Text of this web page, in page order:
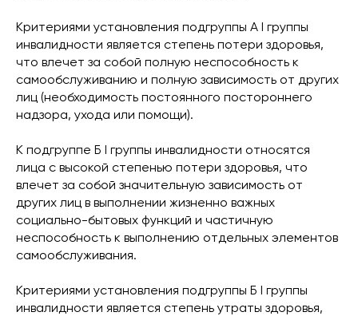
Критериями установления подгруппы А I группы
инвалидности является степень потери здоровья,
что влечет за собой полную неспособность к
самообслуживанию и полную зависимость от других
лиц (необходимость постоянного постороннего
надзора, ухода или помощи).
К подгруппе Б I группы инвалидности относятся
лица с высокой степенью потери здоровья, что
влечет за собой значительную зависимость от
других лиц в выполнении жизненно важных
социально-бытовых функций и частичную
неспособность к выполнению отдельных элементов
самообслуживания.
Критериями установления подгруппы Б I группы
инвалидности является степень утраты здоровья,